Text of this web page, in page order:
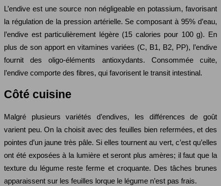
L’endive est une source non négligeable en potassium, favorisant
la régulation de la pression artérielle. Se composant à 95% d’eau,
l’endive est particulièrement légère (15 calories pour 100 g). En
plus de son apport en vitamines variées (C, B1, B2, PP), l’endive
fournit des oligo-éléments antioxydants. Consommée cuite,
l’endive comporte des fibres, qui favorisent le transit intestinal.
Côté cuisine
Malgré plusieurs variétés d’endives, les différences de goût
varient peu. On la choisit avec des feuilles bien refermées, et des
pointes d’un jaune très pâle. Si elles tournent au vert, c’est qu’elles
ont été exposées à la lumière et seront plus amères; il faut que la
texture du légume reste ferme et croquante. Des tâches brunes
apparaissent sur les feuilles lorque le légume n’est pas frais.